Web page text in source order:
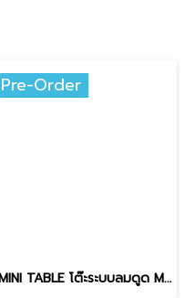
Pre-Order
MINI TABLE โต๊ะระบบลมดูด Model : T-007